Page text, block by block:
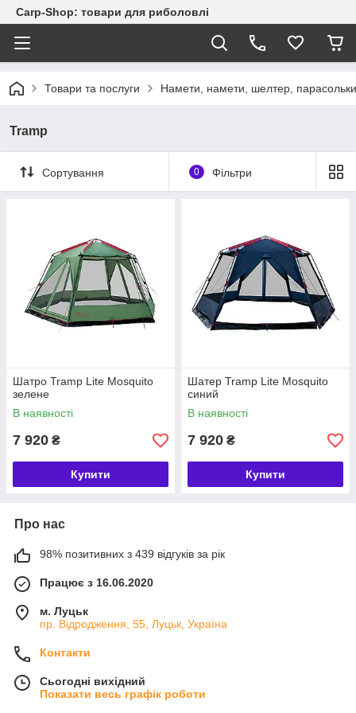
Carp-Shop: товари для риболовлі
Товари та послуги Намети, намети, шелтер, парасольки
Tramp
Сортування 0 Фільтри
Шатро Tramp Lite Mosquito
зелене
В наявності
7 920 ₴
Купити
Шатер Tramp Lite Mosquito
синий
В наявності
7 920 ₴
Купити
Про нас
98% позитивних з 439 відгуків за рік
Працює з 16.06.2020
м. Луцьк
пр. Відродження, 55, Луцьк, Україна
Контакти
Сьогодні вихідний
Показати весь графік роботи